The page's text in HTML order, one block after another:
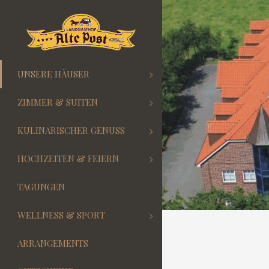
UNSERE HÄUSER
ZIMMER & SUITEN
KULINARISCHER GENUSS
HOCHZEITEN & FEIERN
TAGUNGEN
WELLNESS & SPORT
ARRANGEMENTS